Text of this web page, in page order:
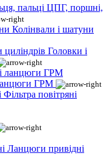
ЦПГ, поршні,
Колінвали і шатуни
Головки і
ГРМ
Фільтра повітряні
Ланцюги привідні